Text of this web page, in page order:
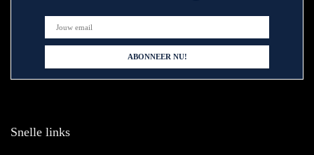
Snelle links